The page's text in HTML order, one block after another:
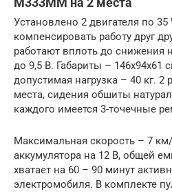
Установлено 2 двигателя по
компенсировать работу друг
работают вплоть до снижения
до 9,5 В. Габариты – 146x94x61
допустимая нагрузка – 40 кг.
места, сидения обшиты
каждого имеется 3-точечные
Максимальная скорость – 7
аккумулятора на 12 В, общей
хватает на 60 – 90 минут
электромобиля. В комплекте